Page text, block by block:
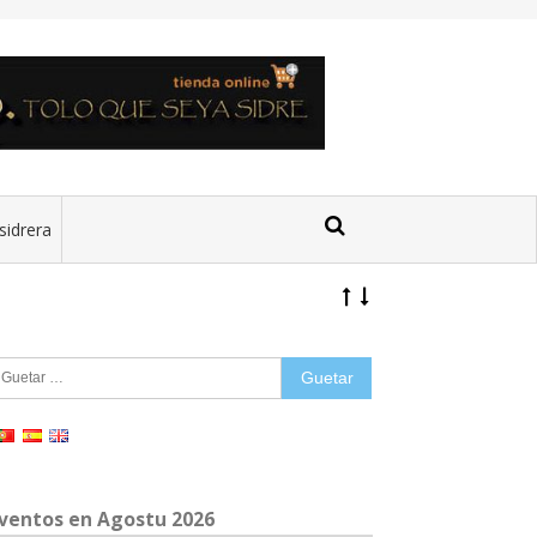
en Agostu 2026